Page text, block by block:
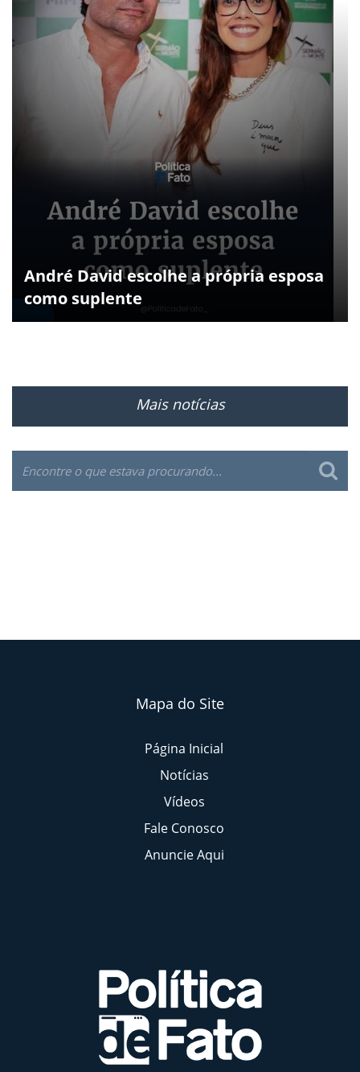
André David escolhe a própria esposa
como suplente
Mais notícias
Mapa do Site
Página Inicial
Notícias
Vídeos
Fale Conosco
Anuncie Aqui